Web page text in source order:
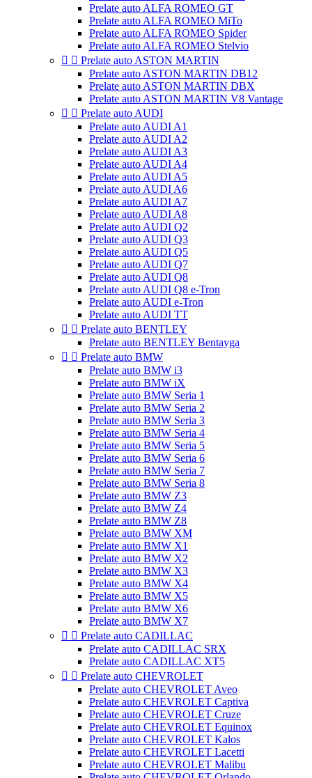
Prelate auto ALFA ROMEO GT
Prelate auto ALFA ROMEO MiTo
Prelate auto ALFA ROMEO Spider
Prelate auto ALFA ROMEO Stelvio
  Prelate auto ASTON MARTIN
Prelate auto ASTON MARTIN DB12
Prelate auto ASTON MARTIN DBX
Prelate auto ASTON MARTIN V8 Vantage
  Prelate auto AUDI
Prelate auto AUDI A1
Prelate auto AUDI A2
Prelate auto AUDI A3
Prelate auto AUDI A4
Prelate auto AUDI A5
Prelate auto AUDI A6
Prelate auto AUDI A7
Prelate auto AUDI A8
Prelate auto AUDI Q2
Prelate auto AUDI Q3
Prelate auto AUDI Q5
Prelate auto AUDI Q7
Prelate auto AUDI Q8
Prelate auto AUDI Q8 e-Tron
Prelate auto AUDI e-Tron
Prelate auto AUDI TT
  Prelate auto BENTLEY
Prelate auto BENTLEY Bentayga
  Prelate auto BMW
Prelate auto BMW i3
Prelate auto BMW iX
Prelate auto BMW Seria 1
Prelate auto BMW Seria 2
Prelate auto BMW Seria 3
Prelate auto BMW Seria 4
Prelate auto BMW Seria 5
Prelate auto BMW Seria 6
Prelate auto BMW Seria 7
Prelate auto BMW Seria 8
Prelate auto BMW Z3
Prelate auto BMW Z4
Prelate auto BMW Z8
Prelate auto BMW XM
Prelate auto BMW X1
Prelate auto BMW X2
Prelate auto BMW X3
Prelate auto BMW X4
Prelate auto BMW X5
Prelate auto BMW X6
Prelate auto BMW X7
  Prelate auto CADILLAC
Prelate auto CADILLAC SRX
Prelate auto CADILLAC XT5
  Prelate auto CHEVROLET
Prelate auto CHEVROLET Aveo
Prelate auto CHEVROLET Captiva
Prelate auto CHEVROLET Cruze
Prelate auto CHEVROLET Equinox
Prelate auto CHEVROLET Kalos
Prelate auto CHEVROLET Lacetti
Prelate auto CHEVROLET Malibu